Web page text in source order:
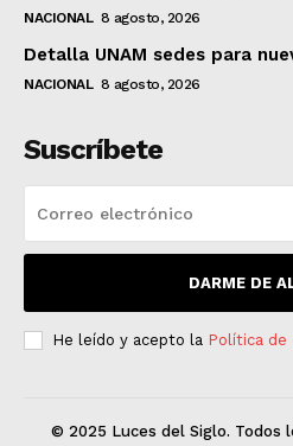
NACIONAL 8 agosto, 2026
Detalla UNAM sedes para
NACIONAL 8 agosto, 2026
Suscríbete
DARME DE
He leído y acepto la Política de
© 2025 Luces del Siglo. Todos